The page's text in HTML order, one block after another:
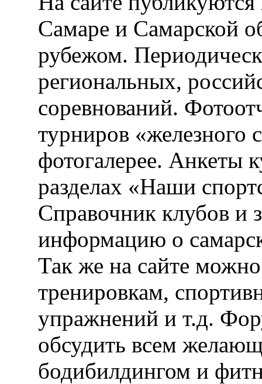
Самаре и Самарской
рубежом.
региональных,
соревнований.
турниров «железного
фотогалерее. Анкеты
разделах «Наши
Справочник клубов и
информацию о
Так же на сайте
тренировкам,
упражнений и т.д.
обсудить всем
бодибилдингом и